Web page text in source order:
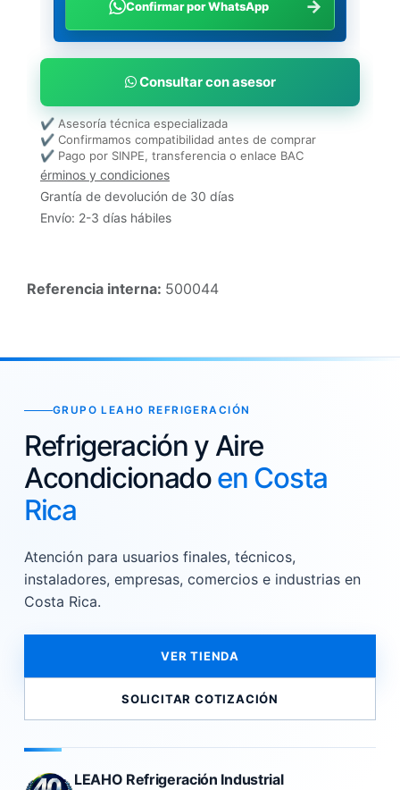
Confirmar por WhatsApp →
Consultar con asesor
✔ Asesoría técnica especializada
✔ Confirmamos compatibilidad antes de comprar
✔ Pago por SINPE, transferencia o enlace BAC
érminos y condiciones
Grantía de devolución de 30 días
Envío: 2-3 días hábiles
Referencia interna: 500044
GRUPO LEAHO REFRIGERACIÓN
Refrigeración y Aire
Acondicionadoen Costa
Rica
Atención para usuarios finales, técnicos,
instaladores, empresas, comercios e industrias en
Costa Rica.
VER TIENDA
SOLICITAR COTIZACIÓN
LEAHO Refrigeración Industrial